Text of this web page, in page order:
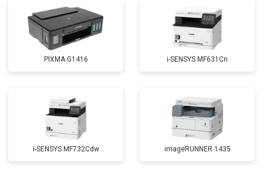
PIXMA G1416 i-SENSYS MF631Cn
i-SENSYS MF732Cdw imageRUNNER 1435